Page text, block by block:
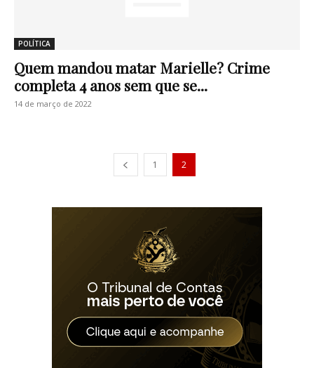
POLÍTICA
Quem mandou matar Marielle? Crime
completa 4 anos sem que se...
14 de março de 2022
1 2